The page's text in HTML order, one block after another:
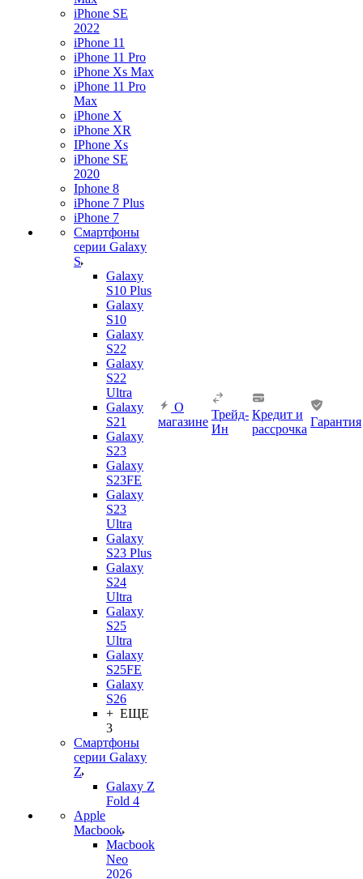
iPhone SE
2022
iPhone 11
iPhone 11 Pro
iPhone Xs Max
iPhone 11 Pro
Max
iPhone X
iPhone XR
IPhone Xs
iPhone SE
2020
Iphone 8
iPhone 7 Plus
iPhone 7
Смартфоны
серии Galaxy
S
Galaxy
S10 Plus
Galaxy
S10
Galaxy
S22
Galaxy
S22
Ultra
Galaxy
S21
Galaxy
S23
Galaxy
S23FE
Galaxy
S23
Ultra
Galaxy
S23 Plus
Galaxy
S24
Ultra
Galaxy
S25
Ultra
Galaxy
S25FE
Galaxy
S26
+ ЕЩЕ
3
Смартфоны
серии Galaxy
Z
Galaxy Z
Fold 4
Apple
Macbook
Macbook
Neo
2026
О
магазине
Трейд-
Ин
Кредит и
рассрочка
Гарантия